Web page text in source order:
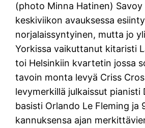
(photo Minna Hatinen) Savoy
keskiviikon avauksessa
norjalaissyntyinen, mutta jo
Yorkissa vaikuttanut kitaristi
toi Helsinkiin kvartetin jossa
tavoin monta levyä Criss
levymerkillä julkaissut pianisti
basisti Orlando Le Fleming ja
kannuksensa ajan